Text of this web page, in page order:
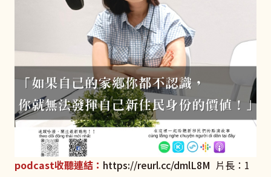
podcast收聽連結： https://reurl.cc/dmlL8M 片長：1